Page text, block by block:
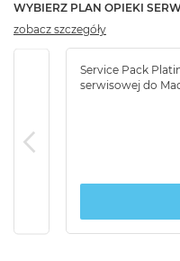
WYBIERZ PLAN OPIEKI
Service Pack
serwisowej do
zobacz szczegóły